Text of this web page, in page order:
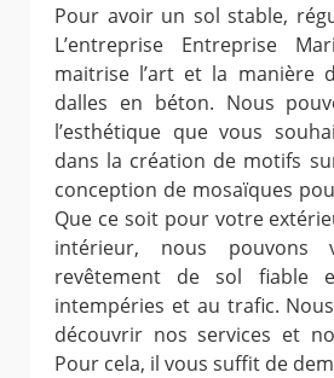
Pour avoir un sol stable,
L’entreprise Entreprise
maitrise l’art et la manière
dalles en béton. Nous
l’esthétique que vous
dans la création de motifs
conception de mosaïques
Que ce soit pour votre
intérieur, nous
revêtement de sol fiable
intempéries et au trafic.
découvrir nos services et
Pour cela, il vous suffit de